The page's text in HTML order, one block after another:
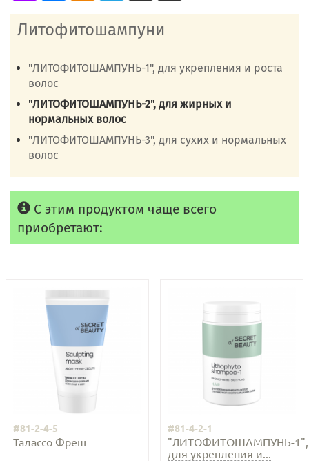
Литофитошампуни
"ЛИТОФИТОШАМПУНЬ-1", для укрепления и роста
волос
"ЛИТОФИТОШАМПУНЬ-2", для жирных и
нормальных волос
"ЛИТОФИТОШАМПУНЬ-3", для сухих и нормальных
волос
С этим продуктом чаще всего
приобретают:
#81-2-4-5
Талассо Фреш
#81-4-2-1
"ЛИТОФИТОШАМПУНЬ-1",
для укрепления и...